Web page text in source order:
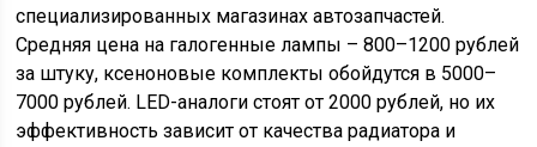
специализированных магазинах автозапчастей.
Средняя цена на галогенные лампы – 800–1200 рублей
за штуку, ксеноновые комплекты обойдутся в 5000–
7000 рублей. LED-аналоги стоят от 2000 рублей, но их
эффективность зависит от качества радиатора и